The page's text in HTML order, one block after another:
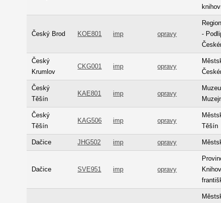
Český Brod KOE801 imp opravy
-
Český
Krumlov
CKG001 imp opravy
Český
Těšín
KAE801 imp opravy
Český
Těšín
KAG506 imp opravy
Těšín
Dačice JHG502 imp opravy
Dačice SVE951 imp opravy